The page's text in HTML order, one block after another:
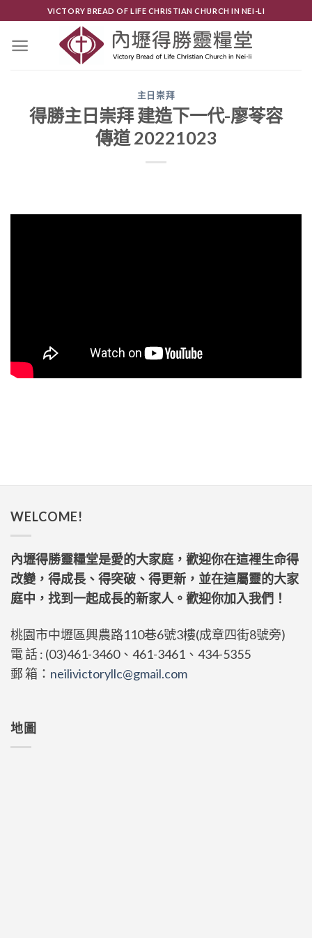
content
VICTORY BREAD OF LIFE CHRISTIAN CHURCH IN NEI-LI
主日崇拜
得勝主日崇拜 建造下一代-廖苓容
傳道 20221023
WELCOME!
內壢得勝靈糧堂是愛的大家庭，歡迎你在這裡生命得
改變，得成長、得突破、得更新，並在這屬靈的大家
庭中，找到一起成長的新家人。歡迎你加入我們！
桃園市中壢區興農路110巷6號3樓(成章四街8號旁)
電 話 : (03)461-3460、461-3461、434-5355
郵 箱： neilivictoryllc@gmail.com
地圖